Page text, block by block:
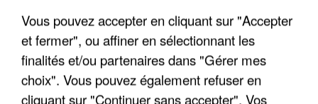
Vous pouvez accepter en cliquant sur "Accepter
et fermer", ou affiner en sélectionnant les
finalités et/ou partenaires dans "Gérer mes
choix". Vous pouvez également refuser en
cliquant sur "Continuer sans accepter". Vos